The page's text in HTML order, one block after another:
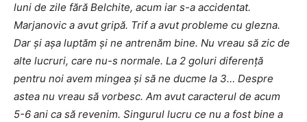
luni de zile fără Belchite, acum iar s-a accidentat.
Marjanovic a avut gripă. Trif a avut probleme cu glezna.
Dar și așa luptăm și ne antrenăm bine. Nu vreau să zic de
alte lucruri, care nu-s normale. La 2 goluri diferență
pentru noi avem mingea și să ne ducme la 3… Despre
astea nu vreau să vorbesc. Am avut caracterul de acum
5-6 ani ca să revenim. Singurul lucru ce nu a fost bine a